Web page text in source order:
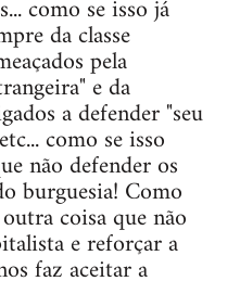
como se isso já
da classe
pela
e da
a defender "seu
como se isso
não defender os
burguesia! Como
coisa que não
e reforçar a
faz aceitar a